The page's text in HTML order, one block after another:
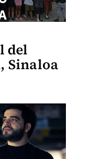
del
Sinaloa